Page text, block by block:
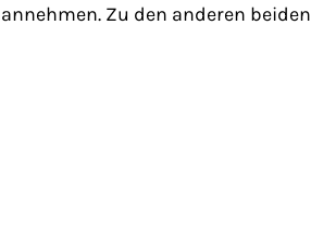
Zu den anderen beiden